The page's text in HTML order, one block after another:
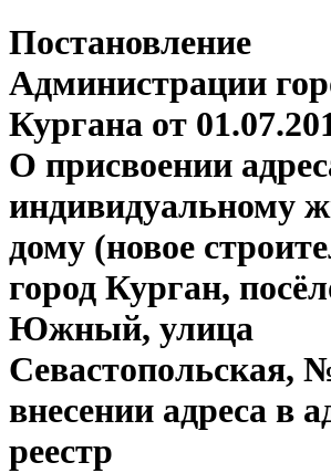
Постановление
Администрации
Кургана от
О присвоении
индивидуальному
дому (новое
город Курган,
Южный, улица
Севастопольская,
внесении адреса в
реестр